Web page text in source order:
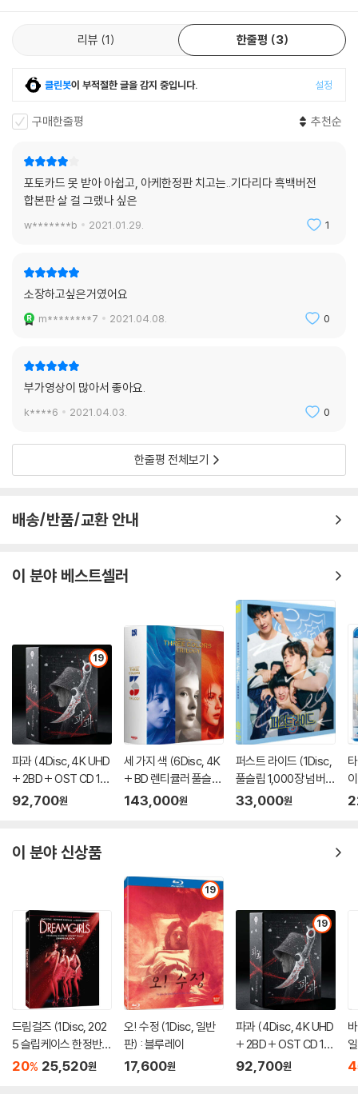
리뷰 1 한줄평 3
클린봇이 부적절한 글을 감지 중입니다. 설정
구매한줄평 추천순
포토카드 못 받아 아쉽고, 아케한정판 치고는..기다리다 흑백버전
합본판 살 걸 그랬나 싶은
w*******b 2021.01.29. 1
소장하고싶은거였어요
m********7 2021.04.08. 0
부가영상이 많아서 좋아요.
k****6 2021.04.03. 0
한줄평 전체보기
배송/반품/교환 안내
이 분야 베스트셀러
19
파과 (4Disc, 4K UHD
+ 2BD + OST CD 15
00장 한정 스틸북 한정
92,700원
세 가지 색 (6Disc, 4K
+ BD 렌티큘러 풀슬립
트릴로지 박스 한정판)
143,000원
퍼스트 라이드 (1Disc,
풀슬립 1,000장 넘버링
한정판) : 블루레이
33,000원
이
이 분야 신상품
드림걸즈 (1Disc, 202
5 슬립케이스 한정반 B
D) : 블루레이
20% 25,520원
19
오! 수정 (1Disc, 일반
판) : 블루레이
17,600원
19
파과 (4Disc, 4K UHD
+ 2BD + OST CD 15
00장 한정 스틸북 한정
92,700원